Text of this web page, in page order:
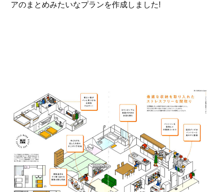
アのまとめみたいなプランを作成しました!